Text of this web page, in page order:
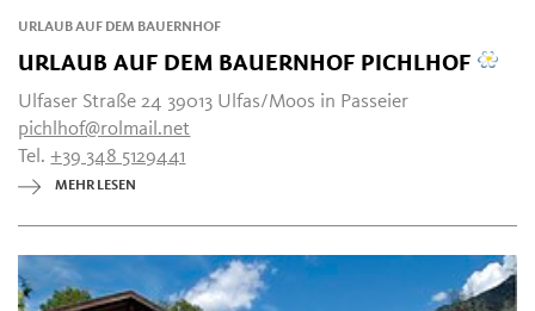
URLAUB AUF DEM BAUERNHOF
URLAUB AUF DEM BAUERNHOF PICHLHOF
Ulfaser Straße 24 39013 Ulfas/Moos in Passeier
pichlhof@rolmail.net
Tel.+39 348 5129441
MEHR LESEN